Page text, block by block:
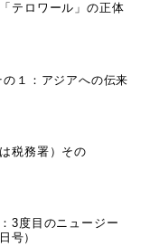
テロワール」の正体
１：アジアへの伝来
税務署）その
3度目のニュージー
号）